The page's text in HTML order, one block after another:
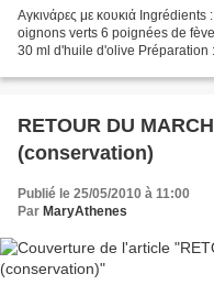
Αγκινάρες με κουκιά
oignons verts 6 poignées de
30 ml d'huile d'olive Préparation
RETOUR DU
(conservation)
Publié le 25/05/2010 à 11:00
Par MaryAthenes